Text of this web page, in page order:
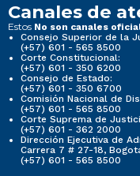
Canales de
Estos No son canales
Consejo Superior de la
(+57) 601 - 565 8500
Corte Constitucional:
(+57) 601 - 350 6200
Consejo de Estado:
(+57) 601 - 350 6700
Comisión Nacional de
(+57) 601 - 565 8500
Corte Suprema de
(+57) 601 - 362 2000
Dirección Ejecutiva de
Carrera 7 # 27-18,
(+57) 601 - 565 8500